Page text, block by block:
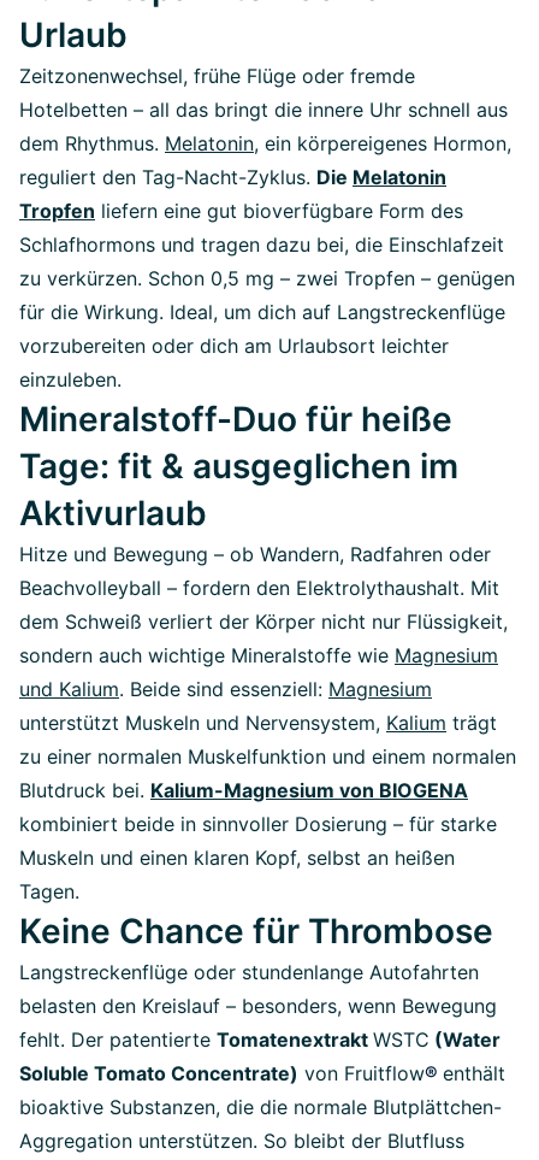
Urlaub
Zeitzonenwechsel, frühe Flüge oder fremde
Hotelbetten – all das bringt die innere Uhr schnell aus
dem Rhythmus. Melatonin, ein körpereigenes Hormon,
reguliert den Tag-Nacht-Zyklus. Die Melatonin
Tropfen liefern eine gut bioverfügbare Form des
Schlafhormons und tragen dazu bei, die Einschlafzeit
zu verkürzen. Schon 0,5 mg – zwei Tropfen – genügen
für die Wirkung. Ideal, um dich auf Langstreckenflüge
vorzubereiten oder dich am Urlaubsort leichter
einzuleben.
Mineralstoff-Duo für heiße
Tage: fit & ausgeglichen im
Aktivurlaub
Hitze und Bewegung – ob Wandern, Radfahren oder
Beachvolleyball – fordern den Elektrolythaushalt. Mit
dem Schweiß verliert der Körper nicht nur Flüssigkeit,
sondern auch wichtige Mineralstoffe wie Magnesium
und Kalium. Beide sind essenziell: Magnesium
unterstützt Muskeln und Nervensystem, Kalium trägt
zu einer normalen Muskelfunktion und einem normalen
Blutdruck bei. Kalium-Magnesium von BIOGENA
kombiniert beide in sinnvoller Dosierung – für starke
Muskeln und einen klaren Kopf, selbst an heißen
Tagen.
Keine Chance für Thrombose
Langstreckenflüge oder stundenlange Autofahrten
belasten den Kreislauf – besonders, wenn Bewegung
fehlt. Der patentierte Tomatenextrakt WSTC (Water
Soluble Tomato Concentrate) von Fruitflow® enthält
bioaktive Substanzen, die die normale Blutplättchen-
Aggregation unterstützen. So bleibt der Blutfluss